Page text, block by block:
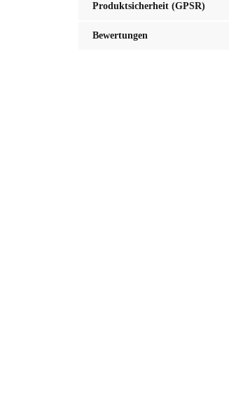
Produktsicherheit (GPSR)
Bewertungen